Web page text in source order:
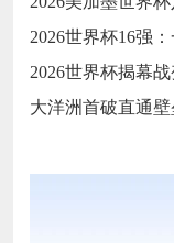
2026世界杯16强
2026世界杯揭幕